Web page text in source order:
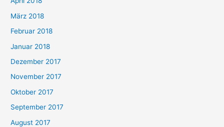
März 2018
Februar 2018
Januar 2018
Dezember 2017
November 2017
Oktober 2017
September 2017
August 2017